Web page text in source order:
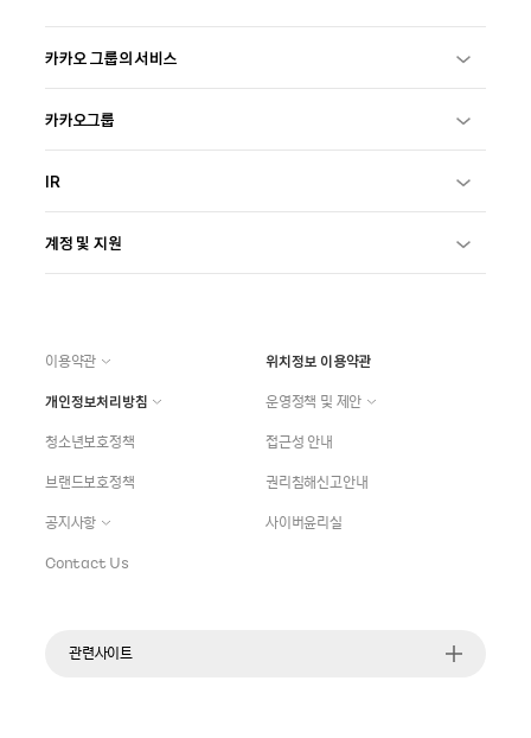
카카오 그룹의 서비스
카카오그룹
IR
계정 및 지원
이용약관
위치정보 이용약관
개인정보처리방침
운영정책 및 제안
청소년보호정책
접근성 안내
브랜드보호정책
권리침해신고안내
공지사항
사이버윤리실
Contact Us
관련사이트